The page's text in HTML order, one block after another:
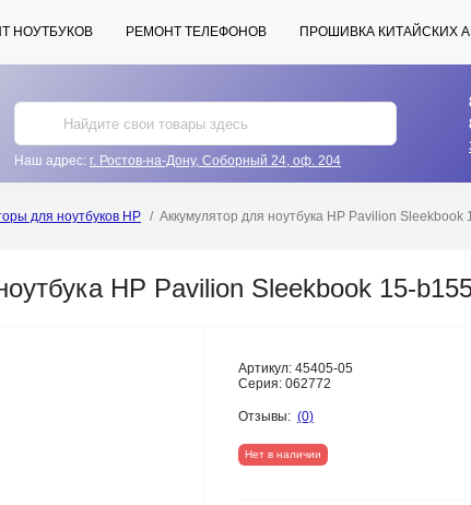
НОУТБУКОВ РЕМОНТ ТЕЛЕФОНОВ ПРОШИВКА КИТАЙСКИХ
Наш адрес: г. Ростов-на-Дону, Соборный 24, оф. 204
для ноутбуков HP Аккумулятор для ноутбука HP Pavilion Sleekbook
HP Pavilion Sleekbook 15-
Артикул: 45405-05
Серия: 062772
Отзывы: (0)
Нет в наличии